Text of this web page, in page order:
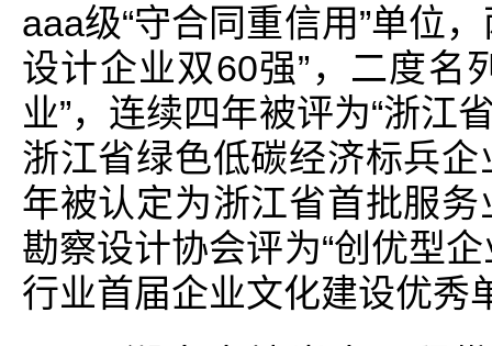
aaa级“守合同重信用”单位
设计企业双60强”，二度名
业”，连续四年被评为“浙江
浙江省绿色低碳经济标兵
年被认定为浙江省首批服
勘察设计协会评为“创优型
行业首届企业文化建设优秀